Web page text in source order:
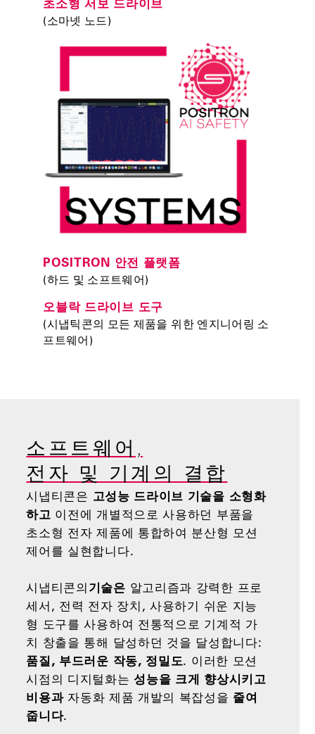
초소형 서보 드라이브
(소마넷 노드)
POSITRON 안전 플랫폼
(하드 및 소프트웨어)
오블락 드라이브 도구
(시냅틱콘의 모든 제품을 위한 엔지니어링 소
프트웨어)
소프트웨어,
전자 및 기계의 결합
시냅티콘은 고성능 드라이브 기술을 소형화
하고 이전에 개별적으로 사용하던 부품을
초소형 전자 제품에 통합하여 분산형 모션
제어를 실현합니다.
시냅티콘의 기술은 알고리즘과 강력한 프로
세서, 전력 전자 장치, 사용하기 쉬운 지능
형 도구를 사용하여 전통적으로 기계적 가
치 창출을 통해 달성하던 것을 달성합니다:
품질, 부드러운 작동, 정밀도. 이러한 모션
시점의 디지털화는성능을 크게 향상시키고
비용과자동화 제품 개발의 복잡성을 줄여
줍니다.